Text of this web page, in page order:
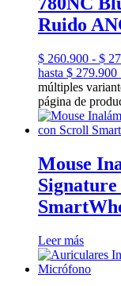
Ruido
$ 260.900 - $
hasta $ 279.900
múltiples
página de
Mouse
Leer más